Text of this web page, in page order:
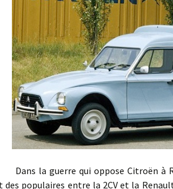
guerre qui oppose Citroën à
des populaires entre la 2CV et la